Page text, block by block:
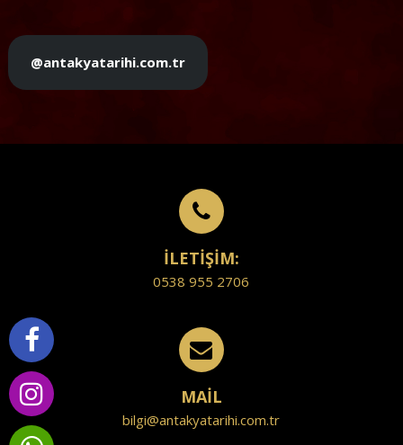
@antakyatarihi.com.tr
İLETİŞİM:
0538 955 2706
MAİL
bilgi@antakyatarihi.com.tr